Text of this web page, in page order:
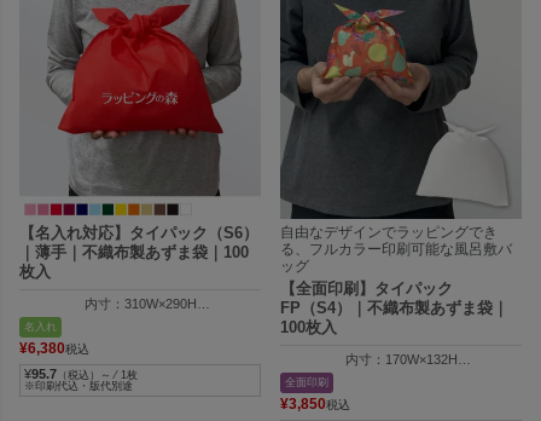
【名入れ対応】タイパック（S6）
｜薄手｜不織布製あずま袋｜100
枚入
内寸：310W×290H
名入れ
¥6,380税込
¥95.7 （税込）～ ⁄ 1枚
※印刷代込・版代別途
自由なデザインでラッピングでき
る、フルカラー印刷可能な風呂敷バ
ッグ
【全面印刷】タイパック
FP（S4）｜不織布製あずま袋｜
100枚入
内寸：170W×132H
納品時の全長：280Hmm
全面印刷
¥3,850税込